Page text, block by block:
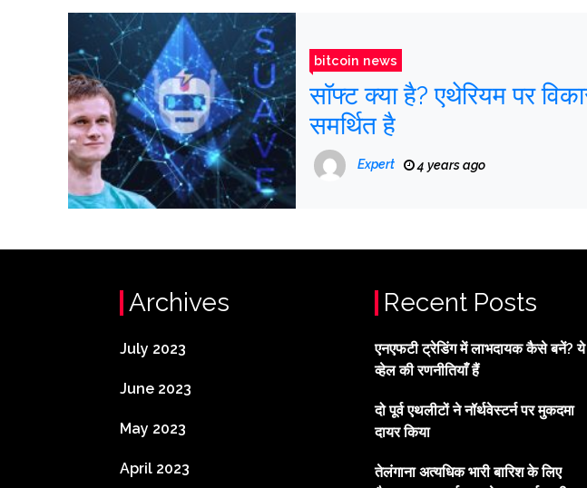
bitcoin news
सॉफ्ट क्या है? एथेरियम पर विकास विटालिक ब्यूटिरिन द्वारा
समर्थित है
Expert 4 years ago
Archives
July 2023
June 2023
May 2023
April 2023
Recent Posts
एनएफटी ट्रेडिंग में लाभदायक कैसे बनें? ये
व्हेल की रणनीतियाँ हैं
दो पूर्व एथलीटों ने नॉर्थवेस्टर्न पर मुकदमा
दायर किया
तेलंगाना अत्यधिक भारी बारिश के लिए